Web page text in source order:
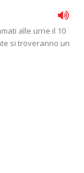
alle urne il 10
si troveranno un